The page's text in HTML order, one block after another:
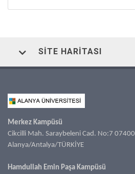
SITE HARITASI
Merkez Kampüsü
Cikcilli Mah. Saraybeleni Cad. No:7 07400
Alanya/Antalya/TÜRKİYE
Hamdullah Emin Paşa Kampüsü